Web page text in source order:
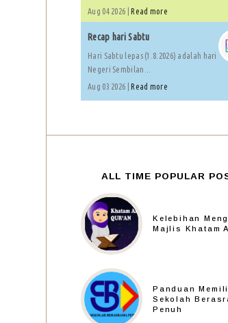
Aug 04 2026 | Read more
Recap hari Sabtu
Hari Sabtu lepas (1.8.2026) adalah hari
Negeri Sembilan...
Aug 03 2026 | Read more
ALL TIME POPULAR
Kelebihan
Majlis Khatam
Panduan
Sekolah
Penuh